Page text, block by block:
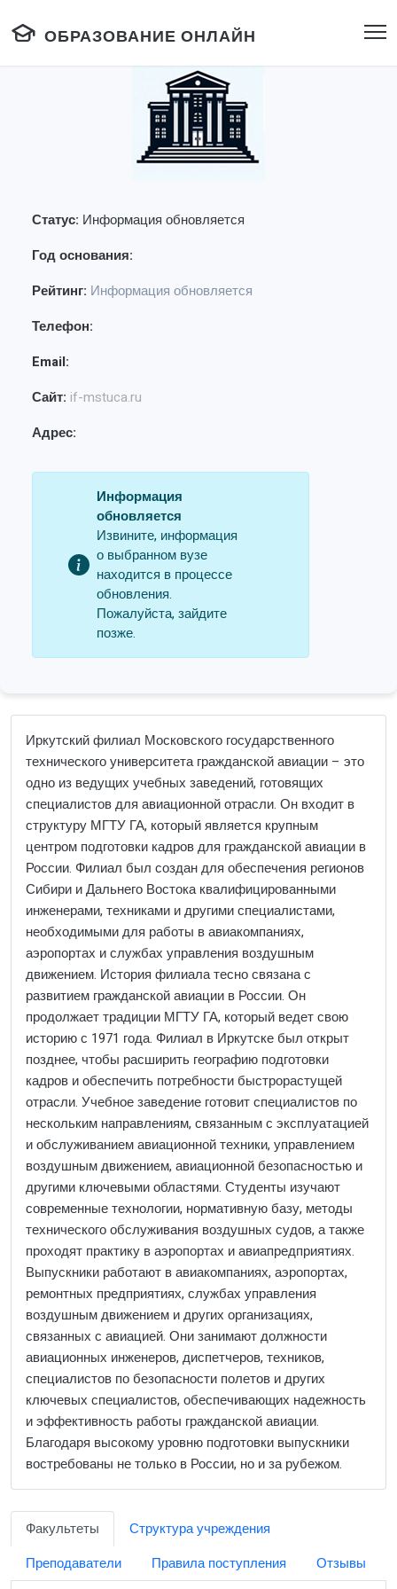
ОБРАЗОВАНИЕ ОНЛАЙН
Статус: Информация обновляется
Год основания:
Рейтинг: Информация обновляется
Телефон:
Email:
Сайт: if-mstuca.ru
Адрес:
Информация
обновляется
Извините, информация
о выбранном вузе
находится в процессе
обновления.
Пожалуйста, зайдите
позже.
Иркутский филиал Московского государственного
технического университета гражданской авиации – это
одно из ведущих учебных заведений, готовящих
специалистов для авиационной отрасли. Он входит в
структуру МГТУ ГА, который является крупным
центром подготовки кадров для гражданской авиации в
России. Филиал был создан для обеспечения регионов
Сибири и Дальнего Востока квалифицированными
инженерами, техниками и другими специалистами,
необходимыми для работы в авиакомпаниях,
аэропортах и службах управления воздушным
движением. История филиала тесно связана с
развитием гражданской авиации в России. Он
продолжает традиции МГТУ ГА, который ведет свою
историю с 1971 года. Филиал в Иркутске был открыт
позднее, чтобы расширить географию подготовки
кадров и обеспечить потребности быстрорастущей
отрасли. Учебное заведение готовит специалистов по
нескольким направлениям, связанным с эксплуатацией
и обслуживанием авиационной техники, управлением
воздушным движением, авиационной безопасностью и
другими ключевыми областями. Студенты изучают
современные технологии, нормативную базу, методы
технического обслуживания воздушных судов, а также
проходят практику в аэропортах и авиапредприятиях.
Выпускники работают в авиакомпаниях, аэропортах,
ремонтных предприятиях, службах управления
воздушным движением и других организациях,
связанных с авиацией. Они занимают должности
авиационных инженеров, диспетчеров, техников,
специалистов по безопасности полетов и других
ключевых специалистов, обеспечивающих надежность
и эффективность работы гражданской авиации.
Благодаря высокому уровню подготовки выпускники
востребованы не только в России, но и за рубежом.
Факультеты
Структура учреждения
Преподаватели
Правила поступления Отзывы